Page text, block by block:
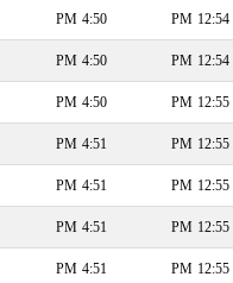
12:54 PM
4:50 PM
12:54 PM
4:50 PM
12:55 PM
4:50 PM
12:55 PM
4:51 PM
12:55 PM
4:51 PM
12:55 PM
4:51 PM
12:55 PM
4:51 PM